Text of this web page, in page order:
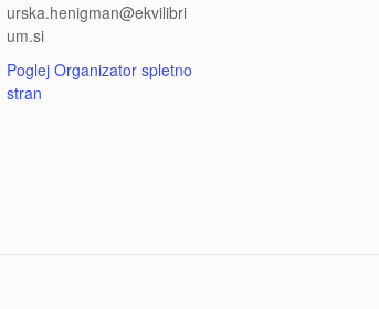
urska.henigman@ekvilibri
um.si
Poglej Organizator spletno
stran